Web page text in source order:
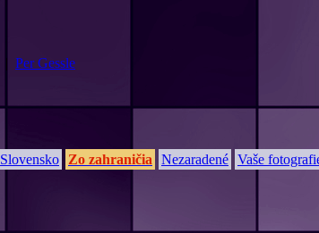
Per Gessle
Slovensko Zo zahraničia Nezaradené Vaše